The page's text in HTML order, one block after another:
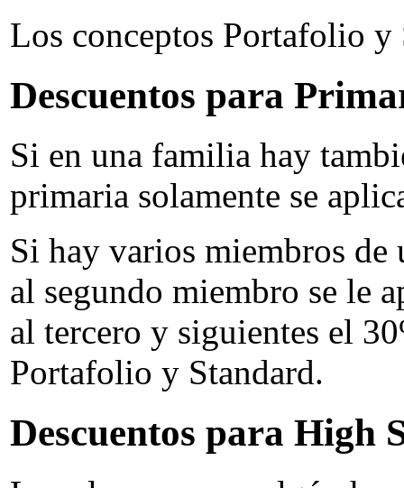
Los conceptos Portafolio y
Descuentos para
Si en una familia hay
primaria solamente se
Si hay varios miembros
al segundo miembro se le
al tercero y siguientes el
Portafolio y Standard.
Descuentos para High